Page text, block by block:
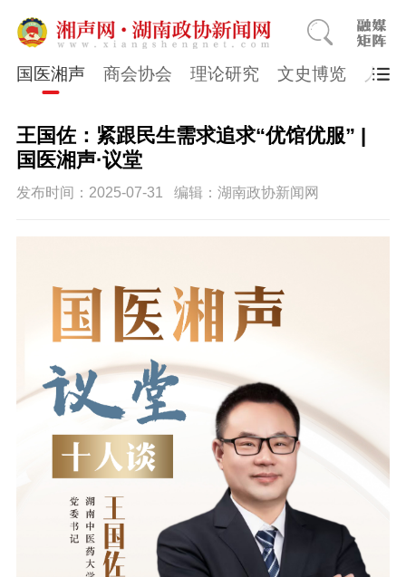
国医湘声 商会协会 理论研究 文史博览 人物
王国佐：紧跟民生需求追求“优馆优服” |
国医湘声·议堂
发布时间：2025-07-31 编辑：湖南政协新闻网